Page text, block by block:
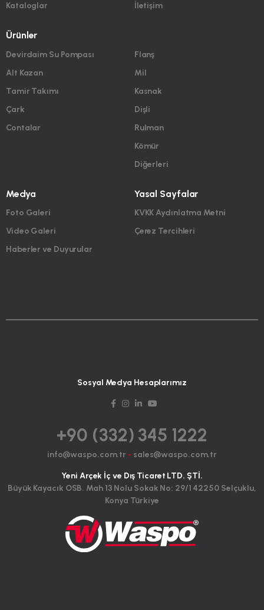
Kataloglar
İletişim
Ürünler
Devirdaim Su Pompası
Alt Kazan
Tamir Takımı
Çark
Contalar
Flanş
Mil
Kasnak
Dişli
Rulman
Kömür
Diğerleri
Medya
Foto Galeri
Video Galeri
Haberler ve Duyurular
Yasal Sayfalar
KVKK Aydınlatma Metni
Çerez Tercihleri
Sosyal Medya Hesaplarımız
+90 (332) 345 1222
info@waspo.com.tr - sales@waspo.com.tr
Yeni Arçek İç ve Dış Ticaret LTD. ŞTİ.
Büyük Kayacık OSB. Mah 13 Nolu Sokak No: 29/1 42250 Selçuklu,
Konya Türkiye